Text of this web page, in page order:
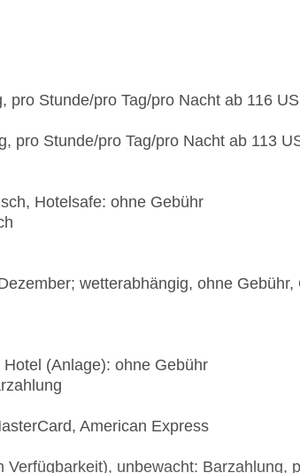
pro Stunde/pro Tag/pro Nacht ab 116
pro Stunde/pro Tag/pro Nacht ab 113
Hotelsafe: ohne Gebühr
wetterabhängig, ohne
(Anlage): ohne Gebühr
American Express
Verfügbarkeit), unbewacht: Barzahlung,